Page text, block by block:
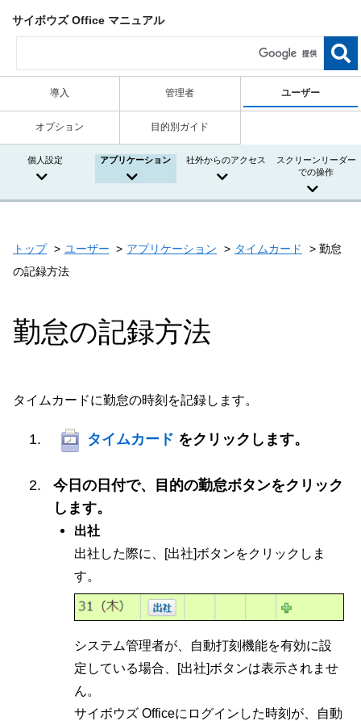
サイボウズ Office マニュアル
導入 管理者 ユーザー
オプション 目的別ガイド
個人設定 アプリケーション 社外からのアクセス
スクリーンリーダー
での操作
トップ ユーザー アプリケーション タイムカード
勤怠
の記録方法
勤怠の記録方法
タイムカードに勤怠の時刻を記録します。
タイムカード をクリックします。
今日の日付で、目的の勤怠ボタンをクリック
します。
出社
出社した際に、[出社]ボタンをクリックしま
す。
システム管理者が、自動打刻機能を有効に設
定している場合、[出社]ボタンは表示されませ
ん。
サイボウズ Officeにログインした時刻が、自動